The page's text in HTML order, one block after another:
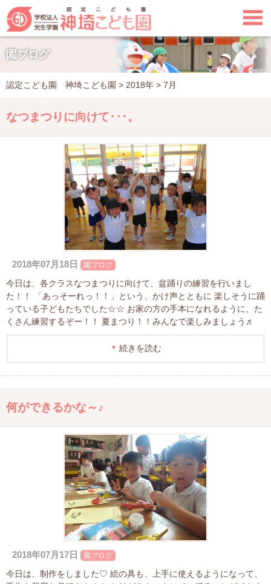

園ブログ
認定こども園 神埼こども園 > 2018年 > 7月
なつまつりに向けて･･･。
2018年07月18日 園ブログ
今日は、各クラスなつまつりに向けて、盆踊りの練習を行いまし
た！！ 「あっそーれっ！！」という、かけ声とともに 楽しそうに踊
っている子どもたちでした☆☆ お家の方の手本になれるように、た
くさん練習するぞー！！ 夏まつり！！みんなで楽しみましょう♬
続きを読む
何ができるかな～♪
2018年07月17日 園ブログ
今日は、制作をしました♡ 絵の具も、上手に使えるようになって、